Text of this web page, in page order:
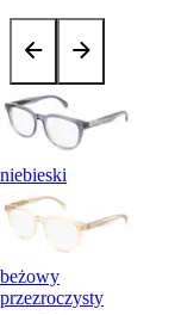
niebieski
beżowy
przezroczysty